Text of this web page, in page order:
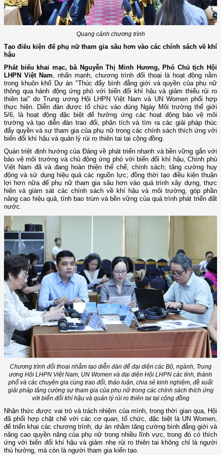
Quang cảnh chương trình
Tạo điều kiện để phụ nữ tham gia sâu hơn vào các chính sách về khí
hậu
Phát biểu khai mạc, bà Nguyễn Thị Minh Hương, Phó Chủ tịch Hội
LHPN Việt Nam, nhấn mạnh, chương trình đối thoại là hoạt động nằm
trong khuôn khổ Dự án "Thúc đẩy bình đẳng giới và quyền của phụ nữ
thông qua hành động ứng phó với biến đổi khí hậu và giảm thiểu rủi ro
thiên tai" do Trung ương Hội LHPN Việt Nam và UN Women phối hợp
thực hiện. Diễn đàn được tổ chức vào đúng Ngày Môi trường thế giới
5/6, là hoạt động đặc biệt để hưởng ứng các hoạt động bảo vệ môi
trường và tạo diễn đàn trao đổi, phân tích và tìm ra các giải pháp thúc
đẩy quyền và sự tham gia của phụ nữ trong các chính sách thích ứng với
biến đổi khí hậu và quản lý rủi ro thiên tai tại cộng đồng.
Quán triệt định hướng của Đảng về phát triển nhanh và bền vững gắn với
bảo vệ môi trường và chủ động ứng phó với biến đổi khí hậu, Chính phủ
Việt Nam đã và đang hoàn thiện thể chế, chính sách; tăng cường huy
động và sử dụng hiệu quả các nguồn lực; đồng thời tạo điều kiện thuận
lợi hơn nữa để phụ nữ tham gia sâu hơn vào quá trình xây dựng, thực
hiện và giám sát các chính sách về khí hậu và môi trường, góp phần
nâng cao hiệu quả, tính bao trùm và bền vững của quá trình phát triển đất
nước.
Chương trình đối thoại nhằm tạo diễn đàn để đại diện các Bộ, ngành, Trung
ương Hội LHPN Việt Nam, UN Women và đại diện Hội LHPN các tỉnh, thành
phố và các chuyên gia cùng trao đổi, thảo luận, chia sẻ kinh nghiệm, đề xuất
giải pháp tăng cường sự tham gia của phụ nữ trong các chính sách thích ứng
với biến đổi khí hậu và quản lý rủi ro thiên tai tại cộng đồng
Nhận thức được vai trò và trách nhiệm của mình, trong thời gian qua, Hội
đã phối hợp chặt chẽ với các cơ quan, tổ chức, đặc biệt là UN Women,
để triển khai các chương trình, dự án nhằm tăng cường bình đẳng giới và
nâng cao quyền năng của phụ nữ trong nhiều lĩnh vực, trong đó có thích
ứng với biến đổi khí hậu và giảm nhẹ rủi ro thiên tai không chỉ là người
thủ hưởng, mà còn là người tham gia kiến tạo.